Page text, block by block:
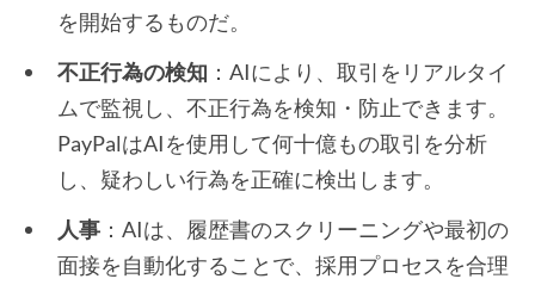
を開始するものだ。
不正行為の検知 ：AIにより、取引をリアルタイ
ムで監視し、不正行為を検知・防止できます。
PayPalはAIを使用して何十億もの取引を分析
し、疑わしい行為を正確に検出します。
人事 ：AIは、履歴書のスクリーニングや最初の
面接を自動化することで、採用プロセスを合理